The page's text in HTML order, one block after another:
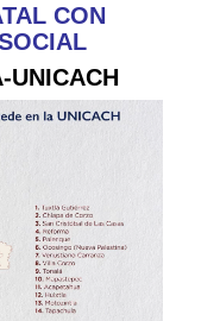
CON
UNICACH